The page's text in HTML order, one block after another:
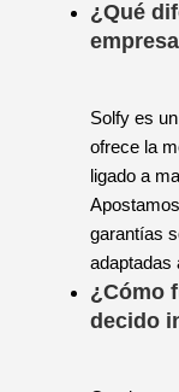
cambio
¿Qué
Solfy es
ofrece la
ligado a
garantías
adaptadas
¿Cómo